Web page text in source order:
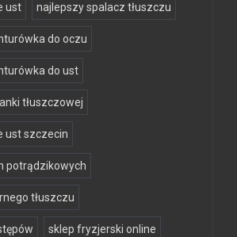
ust najlepszy spalacz tłuszczu
do oczu
do ust
tłuszczowej
ust szczecin
potrądzikowych
tłuszczu
sklep fryzjerski online